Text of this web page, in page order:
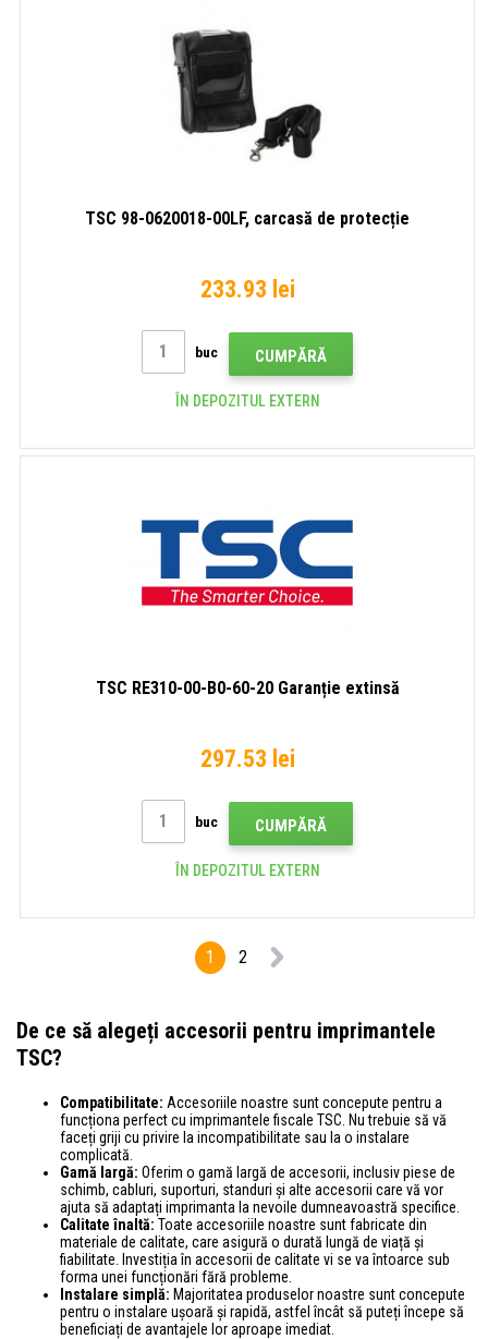
TSC 98-0620018-00LF, carcasă de protecție
233.93 lei
buc CUMPĂRĂ
ÎN DEPOZITUL EXTERN
TSC RE310-00-B0-60-20 Garanție extinsă
297.53 lei
buc CUMPĂRĂ
ÎN DEPOZITUL EXTERN
1 2
De ce să alegeți accesorii pentru imprimantele
TSC?
Compatibilitate: Accesoriile noastre sunt concepute pentru a
funcționa perfect cu imprimantele fiscale TSC. Nu trebuie să vă
faceți griji cu privire la incompatibilitate sau la o instalare
complicată.
Gamă largă: Oferim o gamă largă de accesorii, inclusiv piese de
schimb, cabluri, suporturi, standuri și alte accesorii care vă vor
ajuta să adaptați imprimanta la nevoile dumneavoastră specifice.
Calitate înaltă: Toate accesoriile noastre sunt fabricate din
materiale de calitate, care asigură o durată lungă de viață și
fiabilitate. Investiția în accesorii de calitate vi se va întoarce sub
forma unei funcționări fără probleme.
Instalare simplă: Majoritatea produselor noastre sunt concepute
pentru o instalare ușoară și rapidă, astfel încât să puteți începe să
beneficiați de avantajele lor aproape imediat.